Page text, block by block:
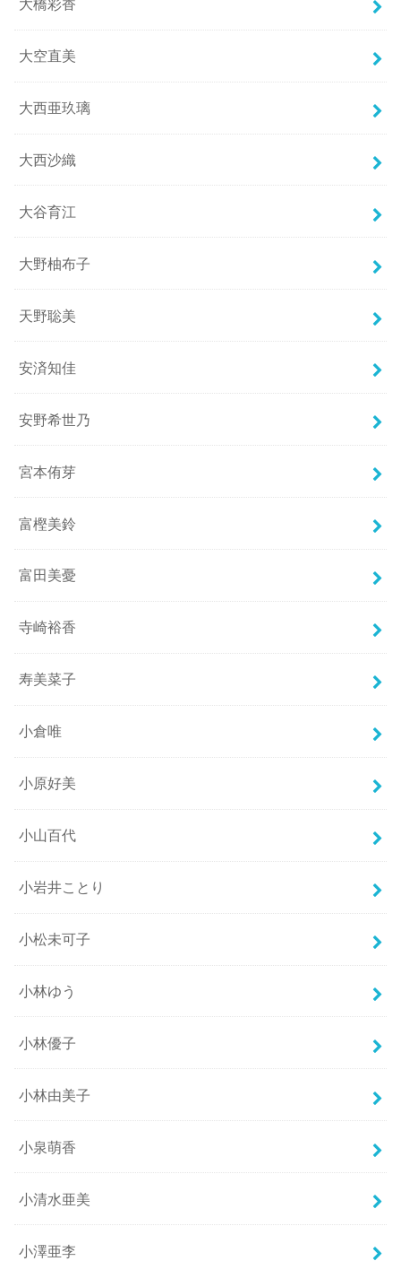
大橋彩香
大空直美
大西亜玖璃
大西沙織
大谷育江
大野柚布子
天野聡美
安済知佳
安野希世乃
宮本侑芽
富樫美鈴
富田美憂
寺崎裕香
寿美菜子
小倉唯
小原好美
小山百代
小岩井ことり
小松未可子
小林ゆう
小林優子
小林由美子
小泉萌香
小清水亜美
小澤亜李